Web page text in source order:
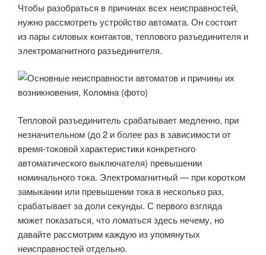
Чтобы разобраться в причинах всех неисправностей,
нужно рассмотреть устройство автомата. Он состоит
из пары силовых контактов, теплового разъединителя и
электромагнитного разъединителя.
Тепловой разъединитель срабатывает медленно, при
незначительном (до 2 и более раз в зависимости от
время-токовой характеристики конкретного
автоматического выключателя) превышении
номинального тока. Электромагнитный — при коротком
замыкании или превышении тока в несколько раз,
срабатывает за доли секунды. С первого взгляда
может показаться, что ломаться здесь нечему, но
давайте рассмотрим каждую из упомянутых
неисправностей отдельно.